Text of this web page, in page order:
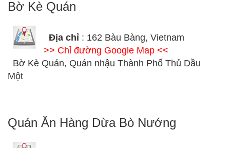
Bờ Kè Quán
Địa chỉ : 162 Bàu Bàng, Vietnam
>> Chỉ đường Google Map <<
Bờ Kè Quán, Quán nhậu Thành Phố Thủ Dầu
Một
Quán Ăn Hàng Dừa Bò Nướng